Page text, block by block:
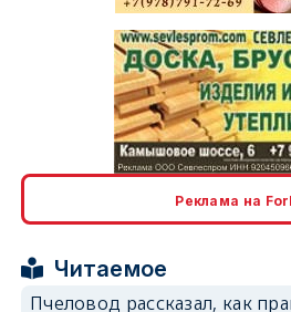
Реклама на
Читаемое
Пчеловод рассказал, как